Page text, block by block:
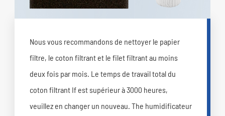
Nous vous recommandons de nettoyer le papier
filtre, le coton filtrant et le filet filtrant au moins
deux fois par mois. Le temps de travail total du
coton filtrant If est supérieur à 3000 heures,
veuillez en changer un nouveau. The humidificateur